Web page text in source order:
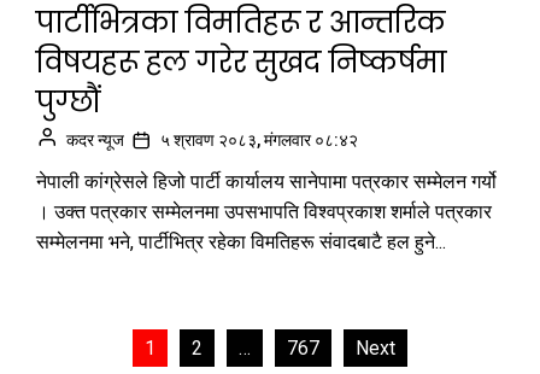
पार्टीभित्रका विमतिहरू र आन्तरिक
विषयहरू हल गरेर सुखद निष्कर्षमा
पुग्छौं
कदर न्यूज ५ श्रावण २०८३, मंगलवार ०८:४२
नेपाली कांग्रेसले हिजो पार्टी कार्यालय सानेपामा पत्रकार सम्मेलन गर्यो
। उक्त पत्रकार सम्मेलनमा उपसभापति विश्वप्रकाश शर्माले पत्रकार
सम्मेलनमा भने, पार्टीभित्र रहेका विमतिहरू संवादबाटै हल हुने...
1 2 … 767 Next